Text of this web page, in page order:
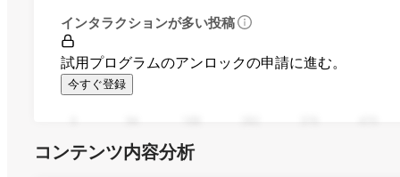
インタラクションが多い投稿
試用プログラムのアンロックの申請に進む。
今すぐ登録
コンテンツ内容分析